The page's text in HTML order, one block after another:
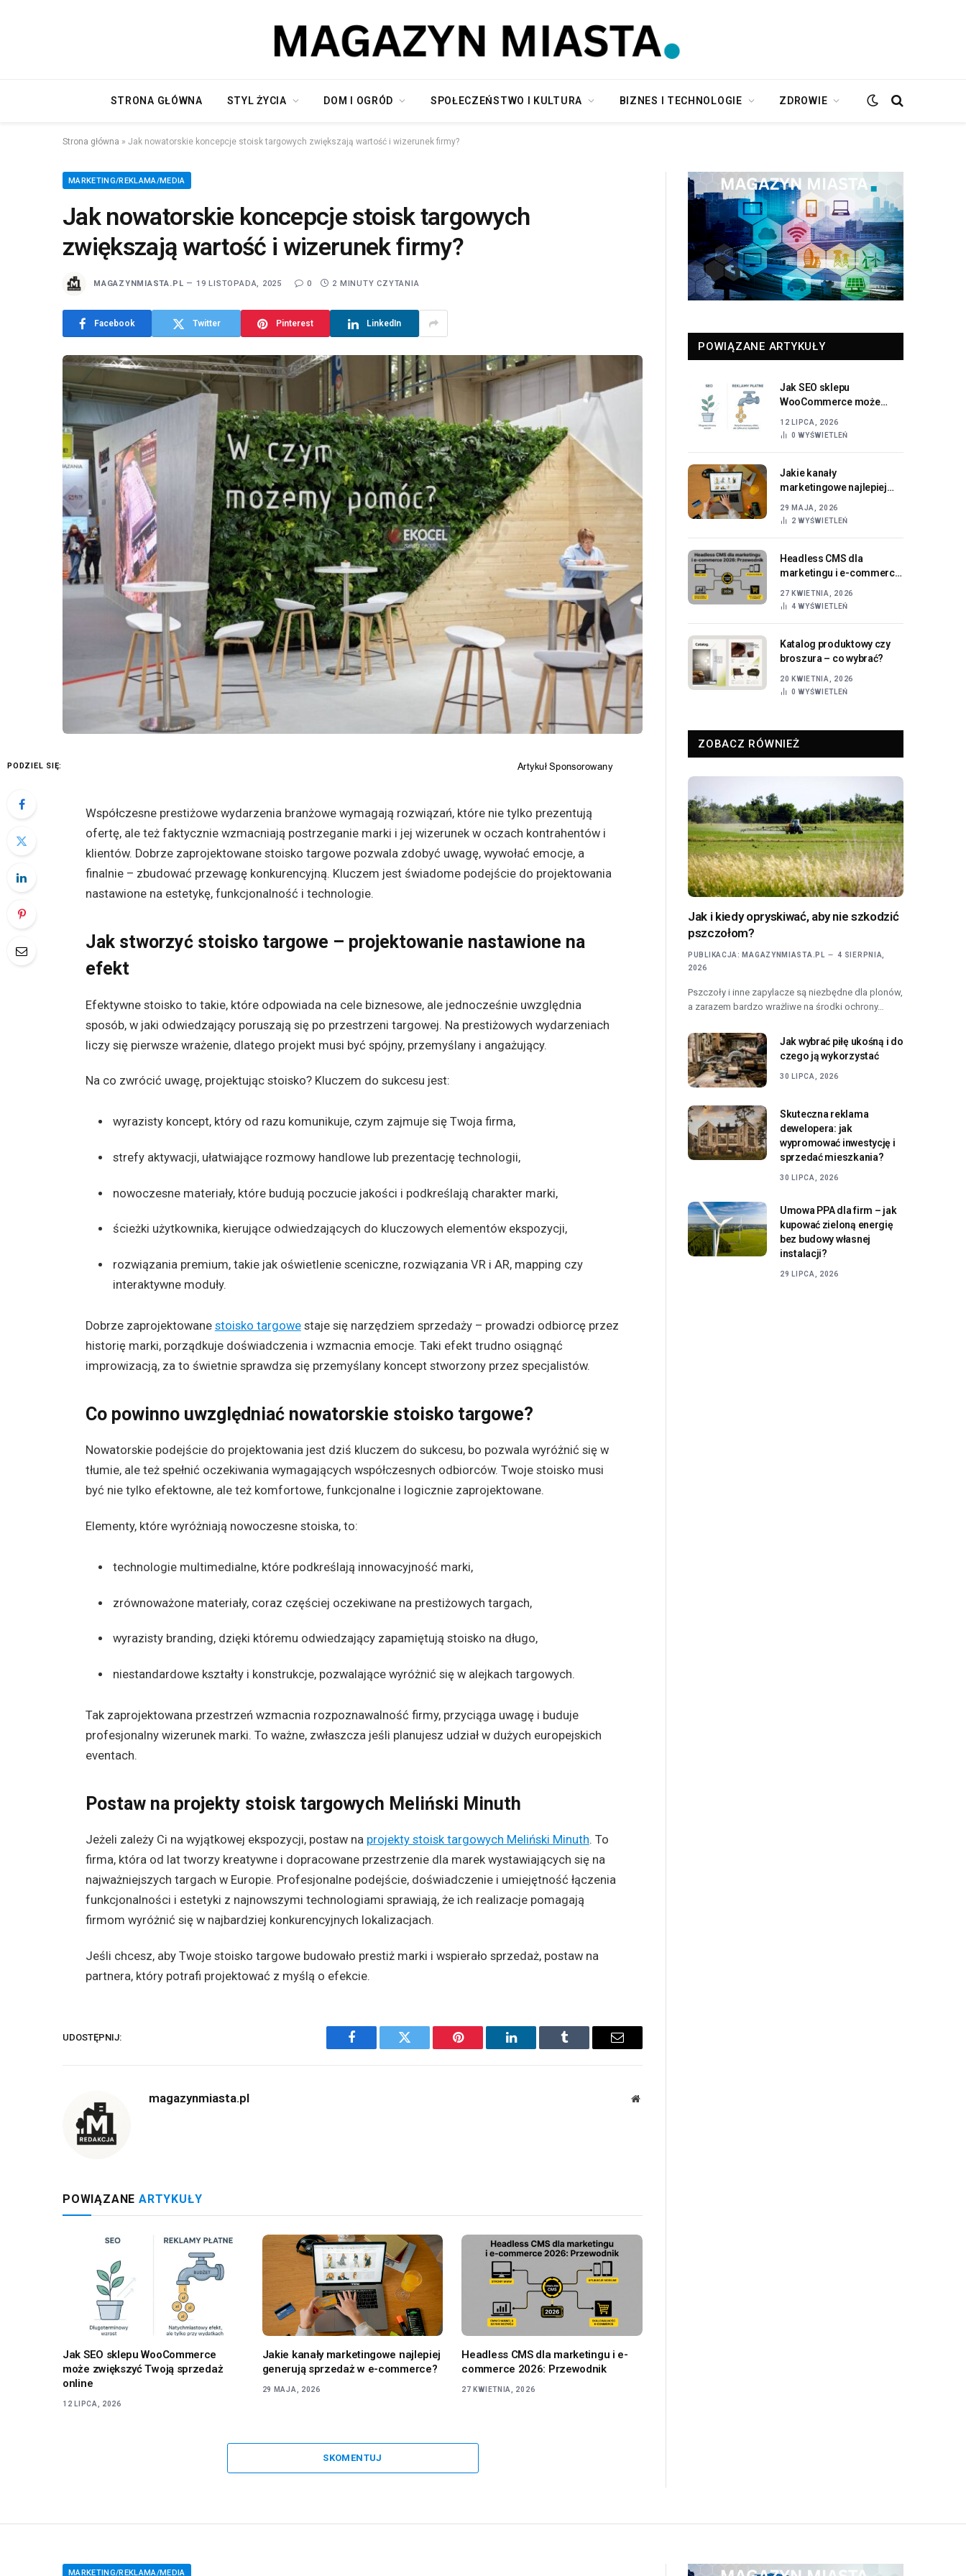
STRONA GŁÓWNA STYL ŻYCIA DOM I OGRÓD SPOŁECZEŃSTWO I KULTURA BIZNES I TECHNOLOGIE ZDROWIE
Strona główna » Jak nowatorskie koncepcje stoisk targowych zwiększają wartość i wizerunek firmy?
MARKETING/REKLAMA/MEDIA
Jak nowatorskie koncepcje stoisk targowych
zwiększają wartość i wizerunek firmy?
MAGAZYNMIASTA.PL 19 LISTOPADA, 2025 0 2 MINUTY CZYTANIA
Facebook Twitter Pinterest LinkedIn
PODZIEL SIĘ:
Współczesne prestiżowe wydarzenia branżowe wymagają rozwiązań, które nie tylko prezentują
ofertę, ale też faktycznie wzmacniają postrzeganie marki i jej wizerunek w oczach kontrahentów i
klientów. Dobrze zaprojektowane stoisko targowe pozwala zdobyć uwagę, wywołać emocje, a
finalnie – zbudować przewagę konkurencyjną. Kluczem jest świadome podejście do projektowania
nastawione na estetykę, funkcjonalność i technologie.
Jak stworzyć stoisko targowe – projektowanie nastawione na
efekt
Efektywne stoisko to takie, które odpowiada na cele biznesowe, ale jednocześnie uwzględnia
sposób, w jaki odwiedzający poruszają się po przestrzeni targowej. Na prestiżowych wydarzeniach
liczy się pierwsze wrażenie, dlatego projekt musi być spójny, przemyślany i angażujący.
Na co zwrócić uwagę, projektując stoisko? Kluczem do sukcesu jest:
wyrazisty koncept, który od razu komunikuje, czym zajmuje się Twoja firma,
strefy aktywacji, ułatwiające rozmowy handlowe lub prezentację technologii,
nowoczesne materiały, które budują poczucie jakości i podkreślają charakter marki,
ścieżki użytkownika, kierujące odwiedzających do kluczowych elementów ekspozycji,
rozwiązania premium, takie jak oświetlenie sceniczne, rozwiązania VR i AR, mapping czy
interaktywne moduły.
Dobrze zaprojektowane stoisko targowestaje się narzędziem sprzedaży – prowadzi odbiorcę przez
historię marki, porządkuje doświadczenia i wzmacnia emocje. Taki efekt trudno osiągnąć
improwizacją, za to świetnie sprawdza się przemyślany koncept stworzony przez specjalistów.
Co powinno uwzględniać nowatorskie stoisko targowe?
Nowatorskie podejście do projektowania jest dziś kluczem do sukcesu, bo pozwala wyróżnić się w
tłumie, ale też spełnić oczekiwania wymagających współczesnych odbiorców. Twoje stoisko musi
być nie tylko efektowne, ale też komfortowe, funkcjonalne i logicznie zaprojektowane.
Elementy, które wyróżniają nowoczesne stoiska, to:
technologie multimedialne, które podkreślają innowacyjność marki,
zrównoważone materiały, coraz częściej oczekiwane na prestiżowych targach,
wyrazisty branding, dzięki któremu odwiedzający zapamiętują stoisko na długo,
niestandardowe kształty i konstrukcje, pozwalające wyróżnić się w alejkach targowych.
Tak zaprojektowana przestrzeń wzmacnia rozpoznawalność firmy, przyciąga uwagę i buduje
profesjonalny wizerunek marki. To ważne, zwłaszcza jeśli planujesz udział w dużych europejskich
eventach.
Postaw na projekty stoisk targowych Meliński Minuth
Jeżeli zależy Ci na wyjątkowej ekspozycji, postaw na projekty stoisk targowych Meliński Minuth. To
firma, która od lat tworzy kreatywne i dopracowane przestrzenie dla marek wystawiających się na
najważniejszych targach w Europie. Profesjonalne podejście, doświadczenie i umiejętność łączenia
funkcjonalności i estetyki z najnowszymi technologiami sprawiają, że ich realizacje pomagają
firmom wyróżnić się w najbardziej konkurencyjnych lokalizacjach.
Jeśli chcesz, aby Twoje stoisko targowe budowało prestiż marki i wspierało sprzedaż, postaw na
partnera, który potrafi projektować z myślą o efekcie.
UDOSTĘPNIJ:
Facebook Twitter Pinterest LinkedIn Tumblr Email
magazynmiasta.pl Website
POWIĄZANE ARTYKUŁY
Jak SEO sklepu WooCommerce
może zwiększyć Twoją sprzedaż
online
12 LIPCA, 2026
Jakie kanały marketingowe najlepiej
generują sprzedaż w e-commerce?
29 MAJA, 2026
Headless CMS dla marketingu i e-
commerce 2026: Przewodnik
27 KWIETNIA, 2026
SKOMENTUJ
POWIĄZANE ARTYKUŁY
Jak SEO sklepu
WooCommerce może
online
12 LIPCA, 2026
0WYŚWIETLEŃ
Jakie kanały
marketingowe najlepiej
commerce?
29 MAJA, 2026
2WYŚWIETLEŃ
Headless CMS dla
marketingu i e-commerce
27 KWIETNIA, 2026
4WYŚWIETLEŃ
Katalog produktowy czy
broszura – co wybrać?
20 KWIETNIA, 2026
0WYŚWIETLEŃ
ZOBACZ RÓWNIEŻ
Jak i kiedy opryskiwać, aby nie szkodzić
pszczołom?
PUBLIKACJA: MAGAZYNMIASTA.PL
4 SIERPNIA,
2026
Pszczoły i inne zapylacze są niezbędne dla plonów,
a zarazem bardzo wrażliwe na środki ochrony…
Jak wybrać piłę ukośną i do
czego ją wykorzystać
30 LIPCA, 2026
Skuteczna reklama
dewelopera: jak
wypromować inwestycję i
sprzedać mieszkania?
30 LIPCA, 2026
Umowa PPA dla firm – jak
kupować zieloną energię
bez budowy własnej
instalacji?
29 LIPCA, 2026
MARKETING/REKLAMA/MEDIA